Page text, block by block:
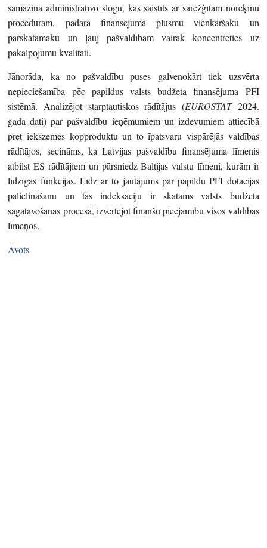
samazina administratīvo slogu, kas saistīts ar sarežģītām norēķinu
procedūrām, padara finansējuma plūsmu vienkāršāku un
pārskatāmāku un ļauj pašvaldībām vairāk koncentrēties uz
pakalpojumu kvalitāti.
Jānorāda, ka no pašvaldību puses galvenokārt tiek uzsvērta
nepieciešamība pēc papildus valsts budžeta finansējuma PFI
sistēmā. Analizējot starptautiskos rādītājus (EUROSTAT2024.
gada dati) par pašvaldību ieņēmumiem un izdevumiem attiecībā
pret iekšzemes kopproduktu un to īpatsvaru vispārējās valdības
rādītājos, secināms, ka Latvijas pašvaldību finansējuma līmenis
atbilst ES rādītājiem un pārsniedz Baltijas valstu līmeni, kurām ir
līdzīgas funkcijas. Līdz ar to jautājums par papildu PFI dotācijas
palielināšanu un tās indeksāciju ir skatāms valsts budžeta
sagatavošanas procesā, izvērtējot finanšu pieejamību visos valdības
līmeņos.
Avots